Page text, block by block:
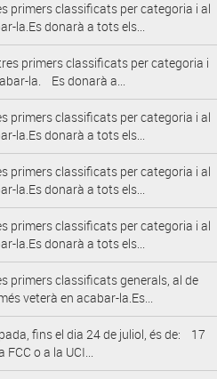
primers classificats per categoria i al
la.Es donarà a tots els...
primers classificats per categoria i
la. Es donarà a...
primers classificats per categoria i al
la.Es donarà a tots els...
primers classificats per categoria i al
la.Es donarà a tots els...
primers classificats per categoria i al
la.Es donarà a tots els...
primers classificats generals, al de
veterà en acabar-la.Es...
fins el dia 24 de juliol, és de: 17
o a la UCI...